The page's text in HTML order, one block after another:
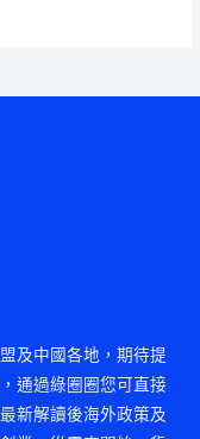
及中國各地，期待提
通過綠圈圈您可直接
新解讀後海外政策及